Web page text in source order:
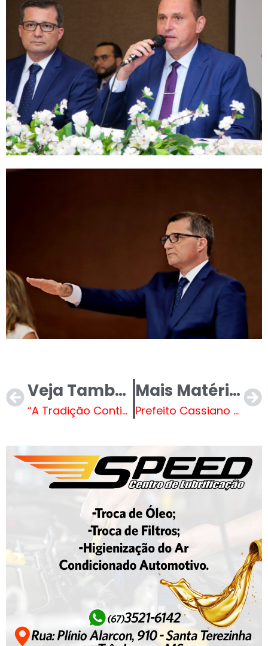
Veja Também
“A Tradição Continua: Velha Guarda da Mirim e Veteranos da Banda Marcial Cristo Redentor de Três Lagoas”
Mais Matérias
Prefeito Cassiano Maia decreta exoneração coletiva de servidores comissionados